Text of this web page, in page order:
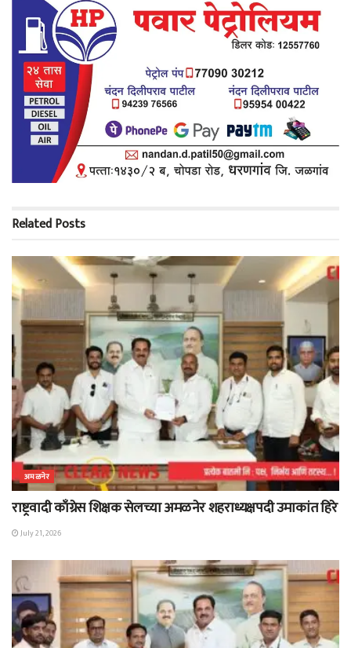
RelatedPosts
अमळनेर
राष्ट्रवादी काँग्रेस शिक्षक सेलच्या अमळनेर शहराध्यक्षपदी उमाकांत हिरे
July 21, 2026